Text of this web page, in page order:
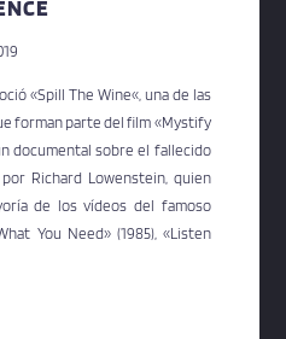
«Spill The Wine«, una de las
forman parte del film «Mystify
documental sobre el fallecido
Richard Lowenstein, quien
de los vídeos del famoso
You Need» (1985), «Listen